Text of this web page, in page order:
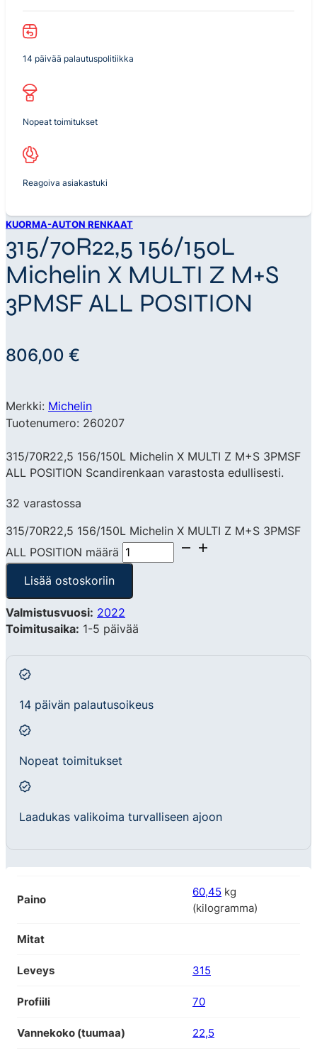
14 päivää palautuspolitiikka
Nopeat toimitukset
Reagoiva asiakastuki
KUORMA-AUTON RENKAAT
315/70R22,5 156/150L
Michelin X MULTI Z M+S
3PMSF ALL POSITION
806,00 €
Merkki: Michelin
Tuotenumero: 260207
315/70R22,5 156/150L Michelin X MULTI Z M+S 3PMSF
ALL POSITION Scandirenkaan varastosta edullisesti.
32 varastossa
315/70R22,5 156/150L Michelin X MULTI Z M+S 3PMSF
ALL POSITION määrä
Lisää ostoskoriin
Valmistusvuosi: 2022
Toimitusaika: 1-5 päivää
14 päivän palautusoikeus
Nopeat toimitukset
Laadukas valikoima turvalliseen ajoon
Paino
60,45 kg
(kilogramma)
Mitat
Leveys 315
Profiili 70
Vannekoko (tuumaa) 22,5